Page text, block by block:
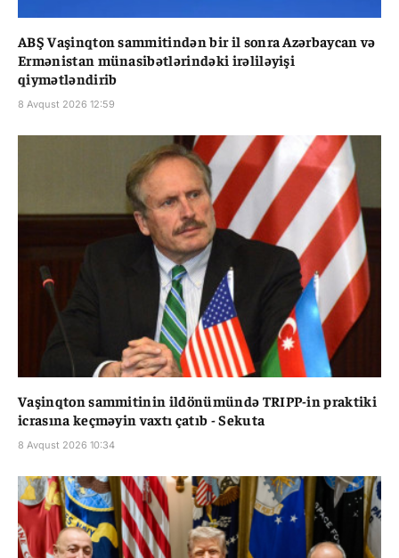
ABŞ Vaşinqton sammitindən bir il sonra Azərbaycan və
Ermənistan münasibətlərindəki irəliləyişi
qiymətləndirib
8 Avqust 2026 12:59
Vaşinqton sammitinin ildönümündə TRIPP-in praktiki
icrasına keçməyin vaxtı çatıb - Sekuta
8 Avqust 2026 10:34